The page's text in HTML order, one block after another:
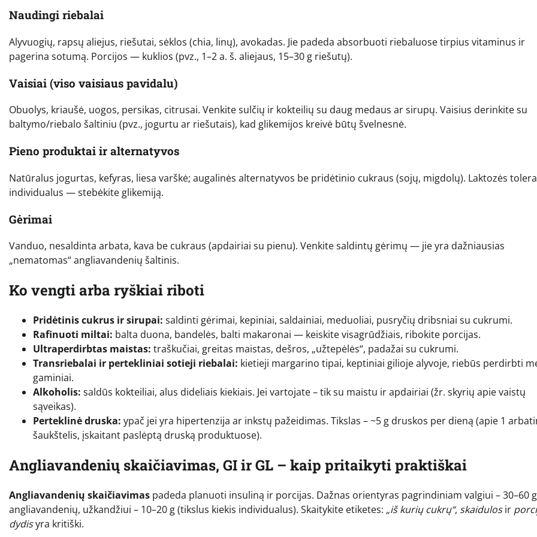
Naudingi riebalai
Alyvuogių, rapsų aliejus, riešutai, sėklos (chia, linų), avokadas. Jie padeda absorbuoti riebaluose tirpius vitaminus ir
pagerina sotumą. Porcijos — kuklios (pvz., 1–2 a. š. aliejaus, 15–30 g riešutų).
Vaisiai (viso vaisiaus pavidalu)
Obuolys, kriaušė, uogos, persikas, citrusai. Venkite sulčių ir kokteilių su daug medaus ar sirupų. Vaisius derinkite su
baltymo/riebalo šaltiniu (pvz., jogurtu ar riešutais), kad glikemijos kreivė būtų švelnesnė.
Pieno produktai ir alternatyvos
Natūralus jogurtas, kefyras, liesa varškė; augalinės alternatyvos be pridėtinio cukraus (sojų, migdolų). Laktozės
individualus — stebėkite glikemiją.
Gėrimai
Vanduo, nesaldinta arbata, kava be cukraus (apdairiai su pienu). Venkite saldintų gėrimų — jie yra dažniausias
„nematomas“ angliavandenių šaltinis.
Ko vengti arba ryškiai riboti
Pridėtinis cukrus ir sirupai: saldinti gėrimai, kepiniai, saldainiai, meduoliai, pusryčių dribsniai su cukrumi.
Rafinuoti miltai: balta duona, bandelės, balti makaronai — keiskite visagrūdžiais, ribokite porcijas.
Ultraperdirbtas maistas: traškučiai, greitas maistas, dešros, „užtepėlės“, padažai su cukrumi.
Transriebalai ir pertekliniai sotieji riebalai: kietieji margarino tipai, keptiniai gilioje alyvoje, riebūs perdirbti
gaminiai.
Alkoholis: saldūs kokteiliai, alus dideliais kiekiais. Jei vartojate – tik su maistu ir apdairiai (žr. skyrių apie vaistų
sąveikas).
Perteklinė druska: ypač jei yra hipertenzija ar inkstų pažeidimas. Tikslas – ~5 g druskos per dieną (apie 1
šaukštelis, įskaitant paslėptą druską produktuose).
Angliavandenių skaičiavimas, GI ir GL – kaip pritaikyti praktiškai
Angliavandenių skaičiavimas padeda planuoti insuliną ir porcijas. Dažnas orientyras pagrindiniam valgiui – 30–60 g
angliavandenių, užkandžiui – 10–20 g (tikslus kiekis individualus). Skaitykite etiketes: „iš kurių cukrų“, skaidulosir
dydisyra kritiški.